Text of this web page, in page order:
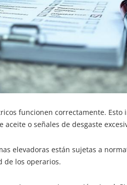
funcionen correctamente. Esto
o señales de desgaste
elevadoras están sujetas a
de los operarios.